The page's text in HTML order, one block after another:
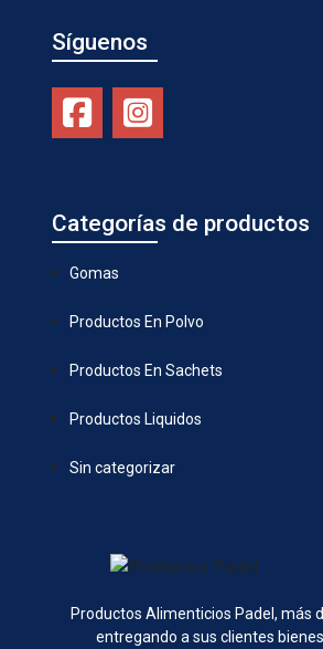
Síguenos
Categorías de productos
Gomas
Productos En Polvo
Productos En Sachets
Productos Liquidos
Sin categorizar
Productos Alimenticios Padel, más
entregando a sus clientes